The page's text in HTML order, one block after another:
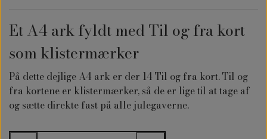
Et A4 ark fyldt med Til og fra kort
som klistermærker
På dette dejlige A4 ark er der 14 Til og fra kort. Til og
fra kortene er klistermærker, så de er lige til at tage af
og sætte direkte fast på alle julegaverne.